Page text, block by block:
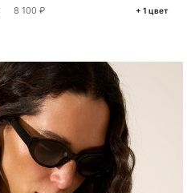
8 100 ₽ + 1 цвет